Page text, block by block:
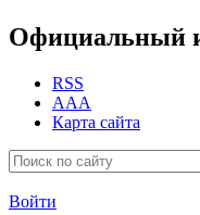
Официальный
RSS
AAA
Карта сайта
Войти